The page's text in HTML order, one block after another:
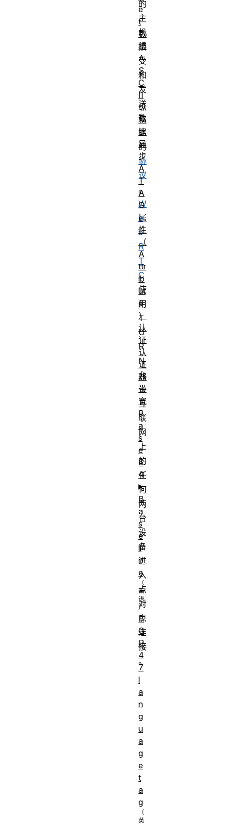
的
主
机
接
受
和
发
送
数
据
的
协
议
。
W
e
b
R
T
C
使
用
T
U
R
N
允
许
互
联
网
上
的
任
何
两
台
设
备
进
入
点
对
点
连
接
。
e
t
数
组
A
S
C
II
纵
横
比
异
步
A
T
A
G
属
性
（
A
ttr
ib
ut
e
）
认
证
认
证
器
带
宽
B
a
s
e
6
4
B
a
s
e
li
n
e
B
C
P
4
7
l
a
n
g
u
a
g
e
t
a
g